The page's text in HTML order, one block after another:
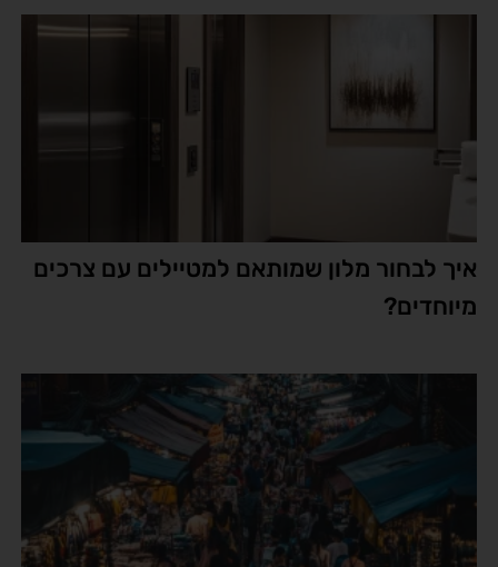
איך לבחור מלון שמותאם למטיילים עם צרכים
מיוחדים?